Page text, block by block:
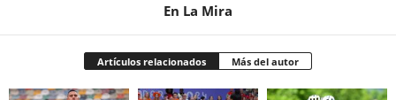
En La Mira
Artículos relacionados Más del autor